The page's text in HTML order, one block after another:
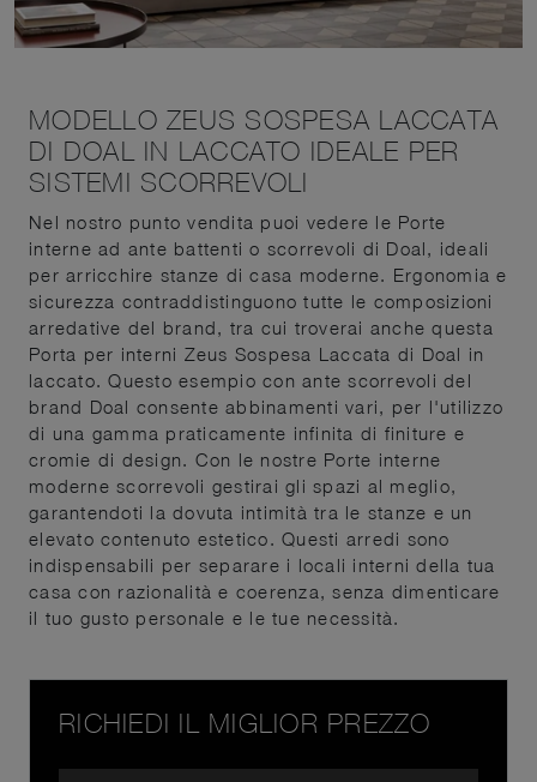
MODELLO ZEUS SOSPESA LACCATA
DI DOAL IN LACCATO IDEALE PER
SISTEMI SCORREVOLI
Nel nostro punto vendita puoi vedere le Porte
interne ad ante battenti o scorrevoli di Doal, ideali
per arricchire stanze di casa moderne. Ergonomia e
sicurezza contraddistinguono tutte le composizioni
arredative del brand, tra cui troverai anche questa
Porta per interni Zeus Sospesa Laccata di Doal in
laccato. Questo esempio con ante scorrevoli del
brand Doal consente abbinamenti vari, per l'utilizzo
di una gamma praticamente infinita di finiture e
cromie di design. Con le nostre Porte interne
moderne scorrevoli gestirai gli spazi al meglio,
garantendoti la dovuta intimità tra le stanze e un
elevato contenuto estetico. Questi arredi sono
indispensabili per separare i locali interni della tua
casa con razionalità e coerenza, senza dimenticare
il tuo gusto personale e le tue necessità.
RICHIEDI IL MIGLIOR PREZZO